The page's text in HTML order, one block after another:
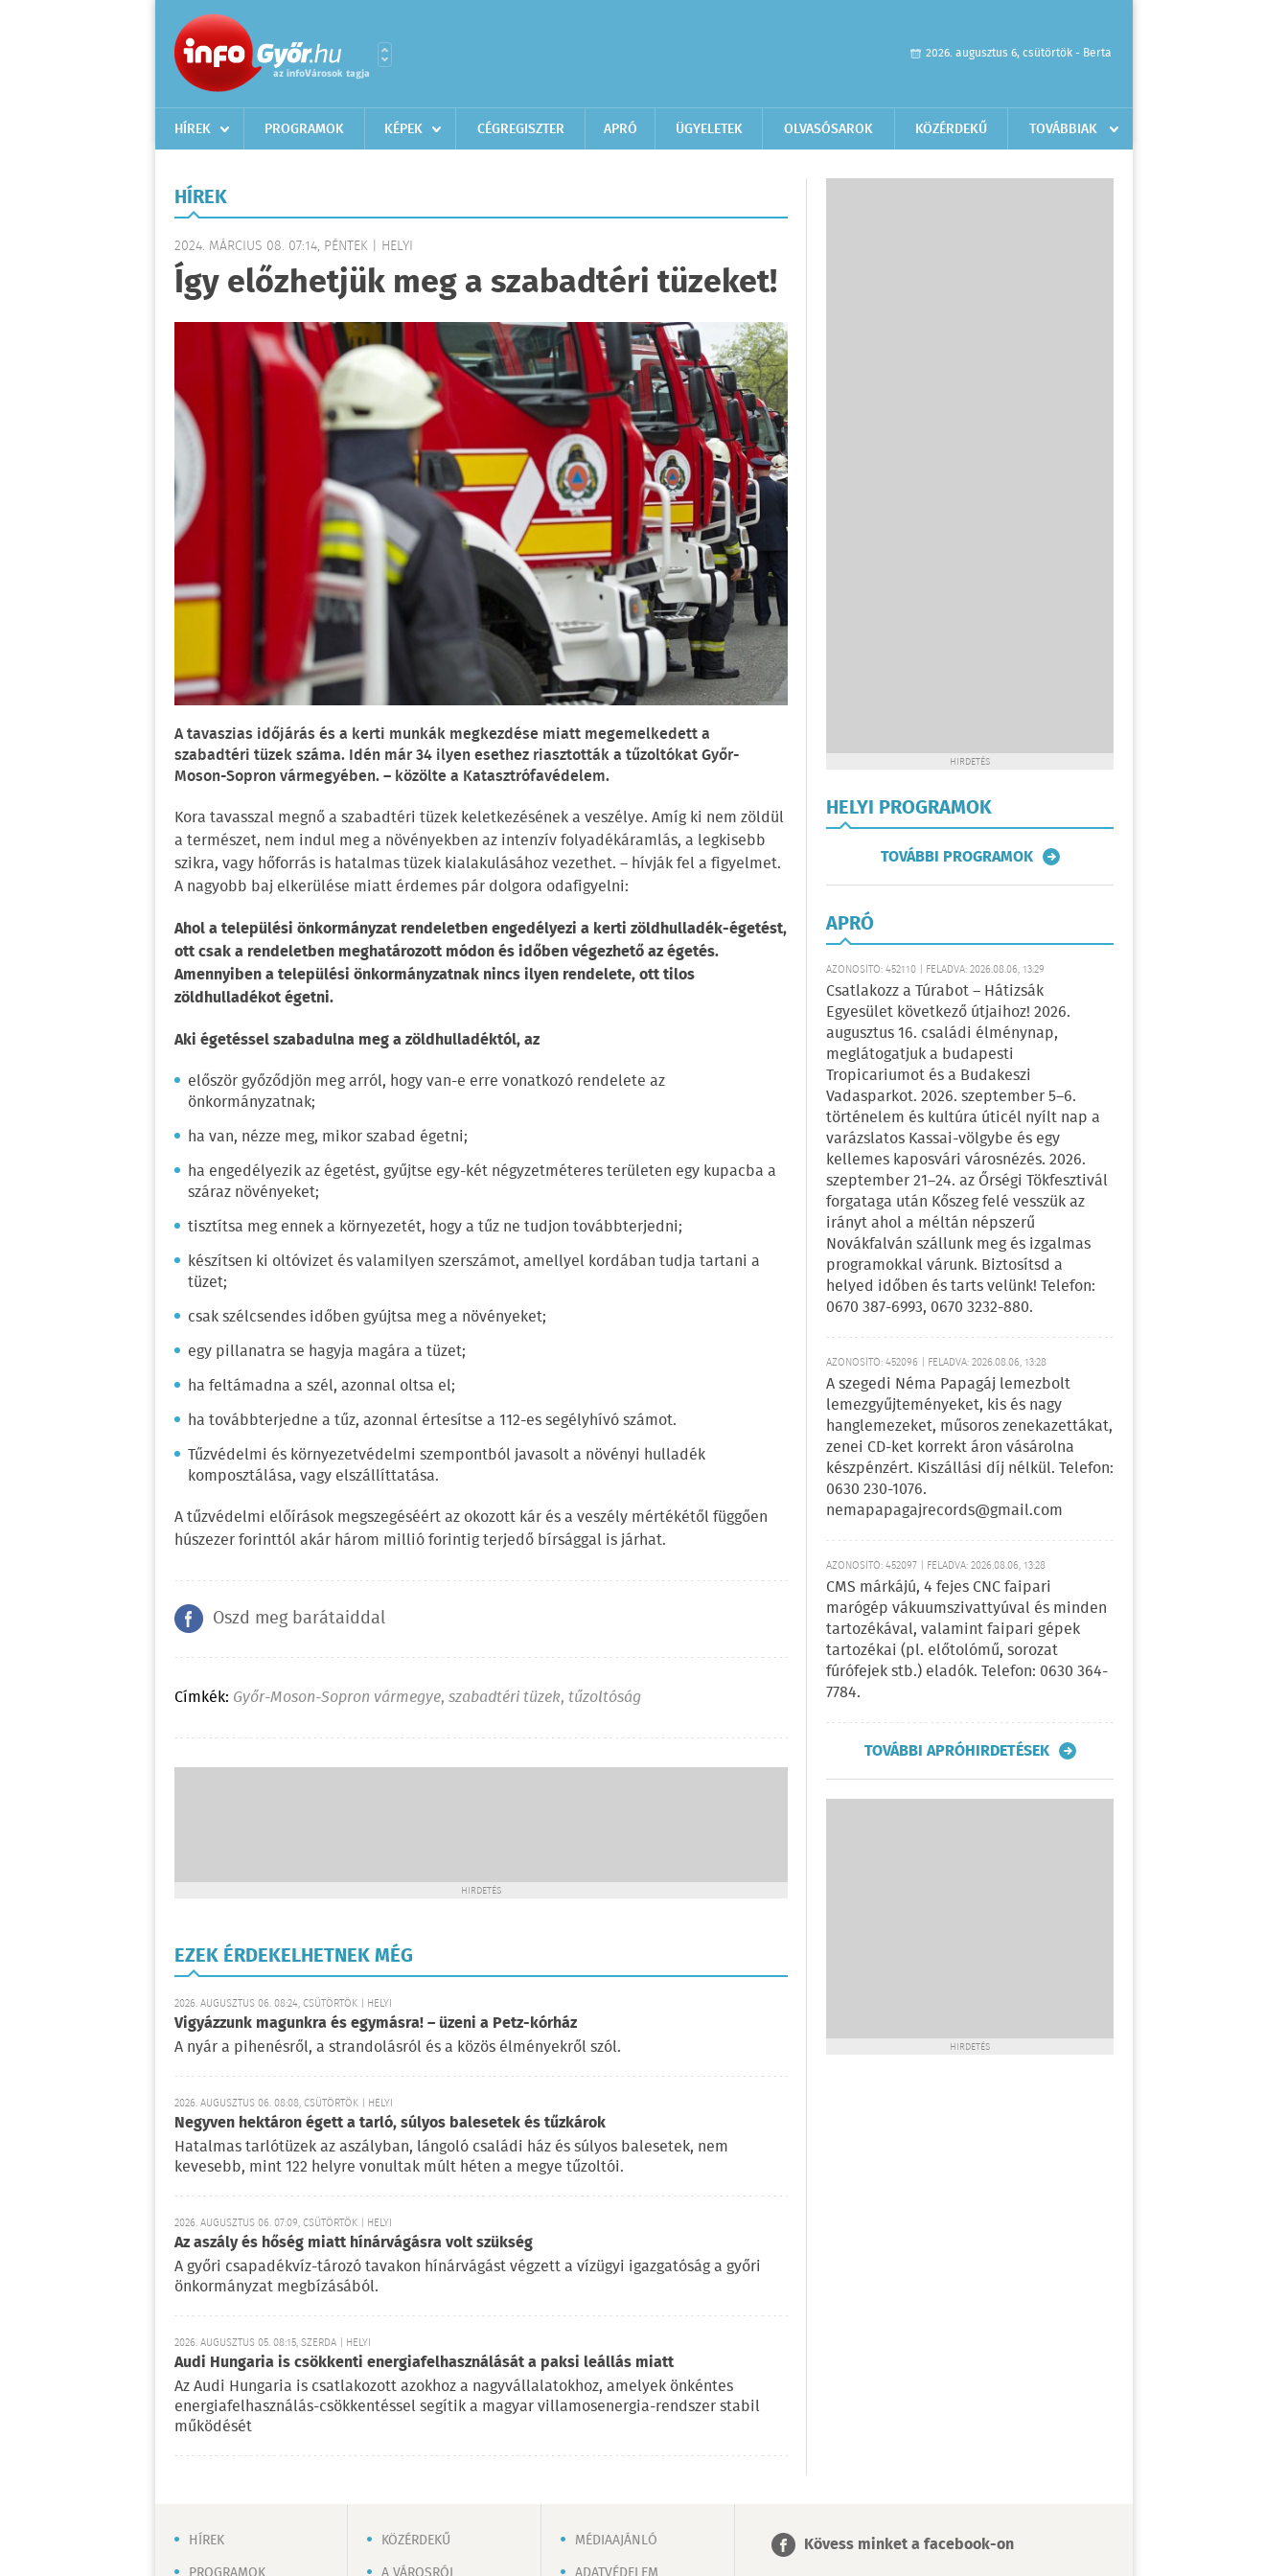
2026. augusztus 6, csütörtök - Berta
HÍREK PROGRAMOK KÉPEK CÉGREGISZTER APRÓ ÜGYELETEK OLVASÓSAROK KÖZÉRDEKŰ TOVÁBBIAK
HÍREK
2024. MÁRCIUS 08. 07:14, PÉNTEK | HELYI
Így előzhetjük meg a szabadtéri tüzeket!
A tavaszias időjárás és a kerti munkák megkezdése miatt megemelkedett a
szabadtéri tüzek száma. Idén már 34 ilyen esethez riasztották a tűzoltókat Győr-
Moson-Sopron vármegyében. – közölte a Katasztrófavédelem.
Kora tavasszal megnő a szabadtéri tüzek keletkezésének a veszélye. Amíg ki nem zöldül
a természet, nem indul meg a növényekben az intenzív folyadékáramlás, a legkisebb
szikra, vagy hőforrás is hatalmas tüzek kialakulásához vezethet. – hívják fel a figyelmet.
A nagyobb baj elkerülése miatt érdemes pár dolgora odafigyelni:
Ahol a települési önkormányzat rendeletben engedélyezi a kerti zöldhulladék-égetést,
ott csak a rendeletben meghatározott módon és időben végezhető az égetés.
Amennyiben a települési önkormányzatnak nincs ilyen rendelete, ott tilos
zöldhulladékot égetni.
Aki égetéssel szabadulna meg a zöldhulladéktól, az
először győződjön meg arról, hogy van-e erre vonatkozó rendelete az
önkormányzatnak;
ha van, nézze meg, mikor szabad égetni;
ha engedélyezik az égetést, gyűjtse egy-két négyzetméteres területen egy kupacba a
száraz növényeket;
tisztítsa meg ennek a környezetét, hogy a tűz ne tudjon továbbterjedni;
készítsen ki oltóvizet és valamilyen szerszámot, amellyel kordában tudja tartani a
tüzet;
csak szélcsendes időben gyújtsa meg a növényeket;
egy pillanatra se hagyja magára a tüzet;
ha feltámadna a szél, azonnal oltsa el;
ha továbbterjedne a tűz, azonnal értesítse a 112-es segélyhívó számot.
Tűzvédelmi és környezetvédelmi szempontból javasolt a növényi hulladék
komposztálása, vagy elszállíttatása.
A tűzvédelmi előírások megszegéséért az okozott kár és a veszély mértékétől függően
húszezer forinttól akár három millió forintig terjedő bírsággal is járhat.
Oszd meg barátaiddal
Címkék: Győr-Moson-Sopron vármegye, szabadtéri tüzek, tűzoltóság
HIRDETÉS
EZEK ÉRDEKELHETNEK MÉG
2026. AUGUSZTUS 06. 08:24, CSÜTÖRTÖK | HELYI
Vigyázzunk magunkra és egymásra! – üzeni a Petz-kórház
A nyár a pihenésről, a strandolásról és a közös élményekről szól.
2026. AUGUSZTUS 06. 08:08, CSÜTÖRTÖK | HELYI
Negyven hektáron égett a tarló, súlyos balesetek és tűzkárok
Hatalmas tarlótüzek az aszályban, lángoló családi ház és súlyos balesetek, nem
kevesebb, mint 122 helyre vonultak múlt héten a megye tűzoltói.
2026. AUGUSZTUS 06. 07:09, CSÜTÖRTÖK | HELYI
Az aszály és hőség miatt hínárvágásra volt szükség
A győri csapadékvíz-tározó tavakon hínárvágást végzett a vízügyi igazgatóság a győri
önkormányzat megbízásából.
2026. AUGUSZTUS 05. 08:15, SZERDA | HELYI
Audi Hungaria is csökkenti energiafelhasználását a paksi leállás miatt
Az Audi Hungaria is csatlakozott azokhoz a nagyvállalatokhoz, amelyek önkéntes
energiafelhasználás-csökkentéssel segítik a magyar villamosenergia-rendszer stabil
működését
HIRDETÉS
HELYI PROGRAMOK
TOVÁBBI PROGRAMOK
APRÓ
AZONOSÍTÓ: 452110 | FELADVA: 2026.08.06, 13:29
Csatlakozz a Túrabot – Hátizsák
Egyesület következő útjaihoz! 2026.
augusztus 16. családi élménynap,
meglátogatjuk a budapesti
Tropicariumot és a Budakeszi
Vadasparkot. 2026. szeptember 5–6.
történelem és kultúra úticél nyílt nap a
varázslatos Kassai-völgybe és egy
kellemes kaposvári városnézés. 2026.
szeptember 21–24. az Őrségi Tökfesztivál
forgataga után Kőszeg felé vesszük az
irányt ahol a méltán népszerű
Novákfalván szállunk meg és izgalmas
programokkal várunk. Biztosítsd a
helyed időben és tarts velünk! Telefon:
0670 387-6993, 0670 3232-880.
AZONOSÍTÓ: 452096 | FELADVA: 2026.08.06, 13:28
A szegedi Néma Papagáj lemezbolt
lemezgyűjteményeket, kis és nagy
hanglemezeket, műsoros zenekazettákat,
zenei CD-ket korrekt áron vásárolna
készpénzért. Kiszállási díj nélkül. Telefon:
0630 230-1076.
nemapapagajrecords@gmail.com
AZONOSÍTÓ: 452097 | FELADVA: 2026.08.06, 13:28
CMS márkájú, 4 fejes CNC faipari
marógép vákuumszivattyúval és minden
tartozékával, valamint faipari gépek
tartozékai (pl. előtolómű, sorozat
fúrófejek stb.) eladók. Telefon: 0630 364-
7784.
TOVÁBBI APRÓHIRDETÉSEK
HIRDETÉS
HÍREK
KÖZÉRDEKŰ
MÉDIAAJÁNLÓ
Kövess minket a facebook-on